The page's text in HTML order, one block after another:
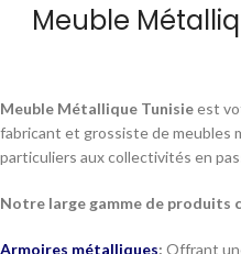
Meuble
Meuble Métallique Tunisieest
fabricant et grossiste de meubles
particuliers aux collectivités en
Notre large gamme de produits
Armoires métalliques: Offrant